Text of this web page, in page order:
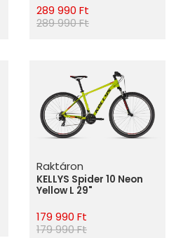
289 990 Ft
289 990 Ft
Raktáron
KELLYS Spider 10 Neon
Yellow L 29"
179 990 Ft
179 990 Ft